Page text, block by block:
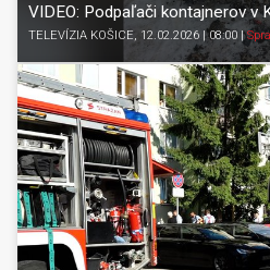
VIDEO: Podpaľači kontajnerov v
TELEVÍZIA KOŠICE, 12.02.2026 | 08:00 |